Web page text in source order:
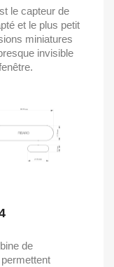
le capteur de
et le plus petit
miniatures
invisible
de